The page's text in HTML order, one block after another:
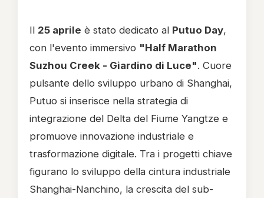
Il 25 aprile è stato dedicato al Putuo Day,
con l'evento immersivo "Half Marathon
Suzhou Creek - Giardino di Luce". Cuore
pulsante dello sviluppo urbano di Shanghai,
Putuo si inserisce nella strategia di
integrazione del Delta del Fiume Yangtze e
promuove innovazione industriale e
trasformazione digitale. Tra i progetti chiave
figurano lo sviluppo della cintura industriale
Shanghai-Nanchino, la crescita del sub-